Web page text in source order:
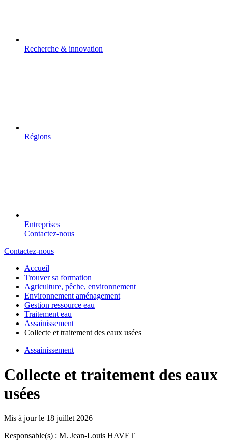
Recherche & innovation
Régions
Entreprises
Contactez-nous
Contactez-nous
Accueil
Trouver sa formation
Agriculture, pêche, environnement
Environnement aménagement
Gestion ressource eau
Traitement eau
Assainissement
Collecte et traitement des eaux usées
Assainissement
Collecte et traitement des eaux
usées
Mis à jour le 18 juillet 2026
Responsable(s) : M. Jean-Louis HAVET